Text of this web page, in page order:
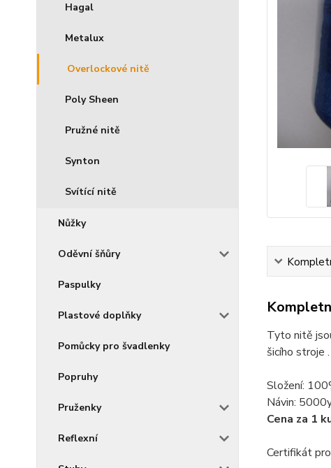
Hagal
Metalux
Overlockové nitě
Poly Sheen
Pružné nitě
Synton
Svítící nitě
Nůžky
Oděvní šňůry
Paspulky
Plastové doplňky
Pomůcky pro švadlenky
Popruhy
Pruženky
Reflexní
Tyto nitě
šicího stroje .
Složení:
Návin:
Cena za 1
Certifikát